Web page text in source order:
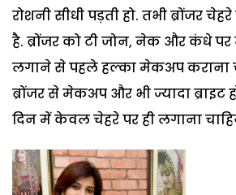
रोशनी सीधी पड़ती हो. तभी ब्रोंजर
है. ब्रोंजर को टी जोन, नेक और कंधे पर
लगाने से पहले हल्का मेकअप कराना
ब्रोंजर से मेकअप और भी ज्यादा ब्राइट
दिन में केवल चेहरे पर ही लगाना